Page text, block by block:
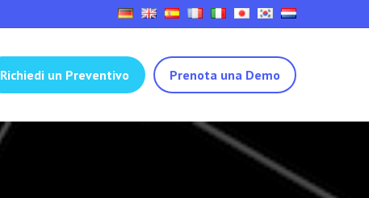
Richiedi un Preventivo Prenota una Demo